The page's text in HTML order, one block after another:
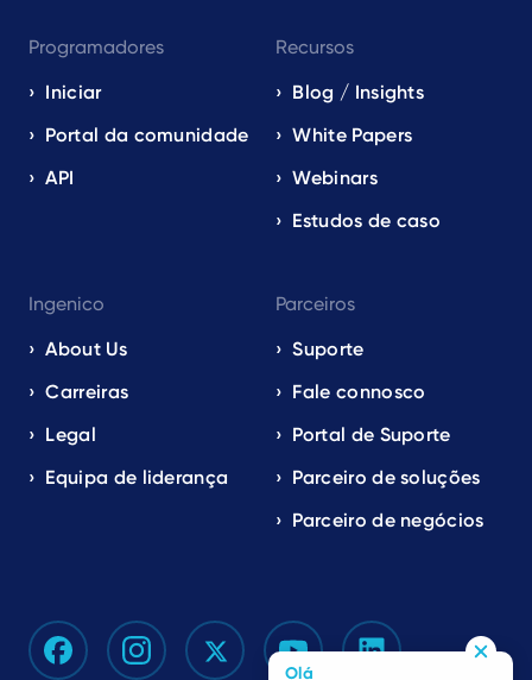
Programadores
Iniciar
Portal da comunidade
API
Recursos
Blog / Insights
White Papers
Webinars
Estudos de caso
Ingenico
About Us
Carreiras
Legal
Equipa de liderança
Parceiros
Suporte
Fale connosco
Portal de Suporte
Parceiro de soluções
Parceiro de negócios
Olá